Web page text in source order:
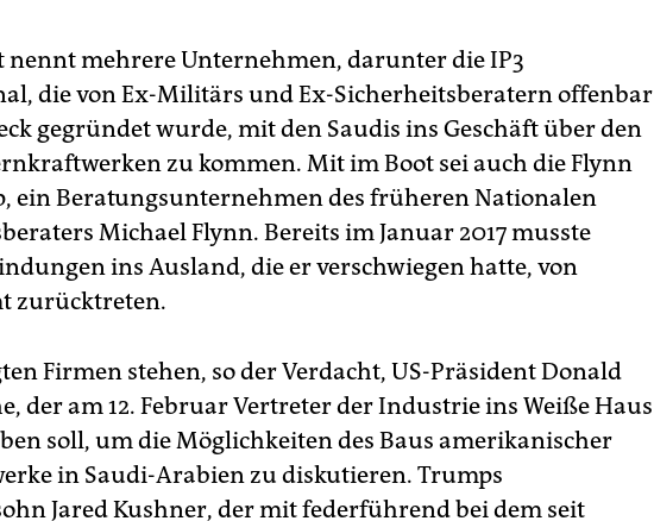
nennt mehrere Unternehmen, darunter die IP3
die von Ex-Militärs und Ex-Sicherheitsberatern offenbar
gegründet wurde, mit den Saudis ins Geschäft über den
zu kommen. Mit im Boot sei auch die Flynn
ein Beratungsunternehmen des früheren Nationalen
Michael Flynn. Bereits im Januar 2017 musste
ins Ausland, die er verschwiegen hatte, von
zurücktreten.
Firmen stehen, so der Verdacht, US-Präsident Donald
der am 12. Februar Vertreter der Industrie ins Weiße Haus
soll, um die Möglichkeiten des Baus amerikanischer
in Saudi-Arabien zu diskutieren. Trumps
Jared Kushner, der mit federführend bei dem seit